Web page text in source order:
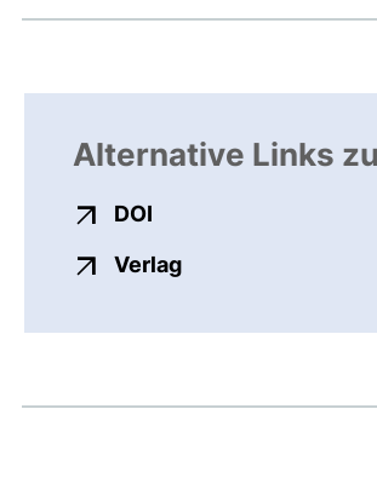
Alternative Links
DOI
Verlagexterner Link,